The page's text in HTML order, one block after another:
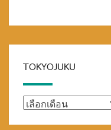
TOKYOJUKU
TOKYOJUKU